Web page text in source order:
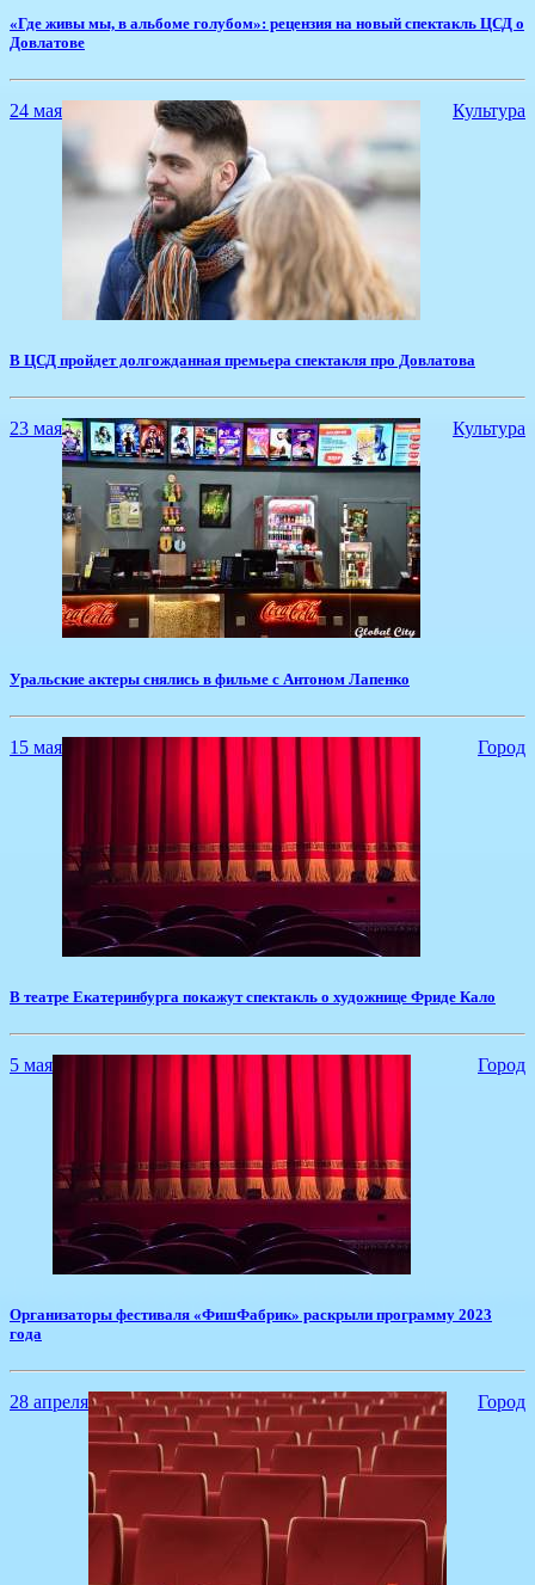
«Где живы мы, в альбоме голубом»: рецензия на новый спектакль ЦСД о
Довлатове
24 мая Культура
В ЦСД пройдет долгожданная премьера спектакля про Довлатова
23 мая Культура
Уральские актеры снялись в фильме с Антоном Лапенко
15 мая Город
​В театре Екатеринбурга покажут спектакль о художнице Фриде Кало
5 мая Город
​Организаторы фестиваля «ФишФабрик» раскрыли программу 2023
года
28 апреля Город